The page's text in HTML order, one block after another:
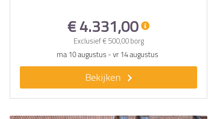
€ 4.331,00
Exclusief€ 500,00borg
ma 10 augustus -vr 14 augustus
Bekijken